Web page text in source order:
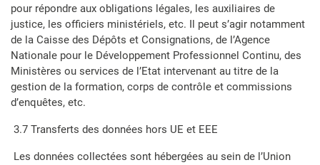
pour répondre aux obligations légales, les auxiliaires de
justice, les officiers ministériels, etc. Il peut s’agir notamment
de la Caisse des Dépôts et Consignations, de l’Agence
Nationale pour le Développement Professionnel Continu, des
Ministères ou services de l’Etat intervenant au titre de la
gestion de la formation, corps de contrôle et commissions
d’enquêtes, etc.
3.7 Transferts des données hors UE et EEE
Les données collectées sont hébergées au sein de l’Union